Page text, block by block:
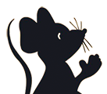
to
main
content